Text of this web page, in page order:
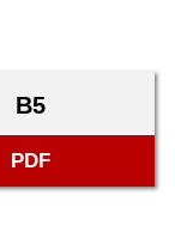
B5
PDF